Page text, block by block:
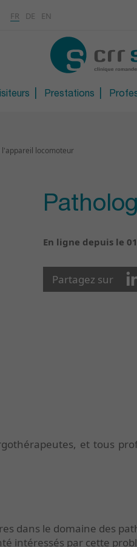
FR DE EN
Prestations
l'appareil locomoteur
En ligne depuis le
Partagez sur
et tous
dans le domaine des
intéressés par cette